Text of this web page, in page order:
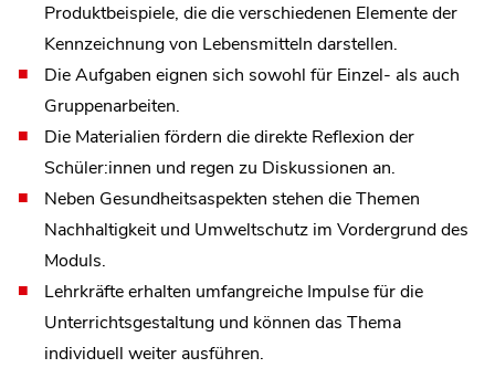
Produktbeispiele, die die verschiedenen Elemente der
Kennzeichnung von Lebensmitteln darstellen.
Die Aufgaben eignen sich sowohl für Einzel- als auch
Gruppenarbeiten.
Die Materialien fördern die direkte Reflexion der
Schüler:innen und regen zu Diskussionen an.
Neben Gesundheitsaspekten stehen die Themen
Nachhaltigkeit und Umweltschutz im Vordergrund des
Moduls.
Lehrkräfte erhalten umfangreiche Impulse für die
Unterrichtsgestaltung und können das Thema
individuell weiter ausführen.